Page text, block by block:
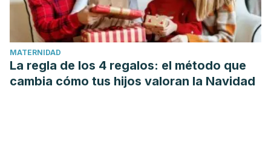
MATERNIDAD
La regla de los 4 regalos: el método que
cambia cómo tus hijos valoran la Navidad